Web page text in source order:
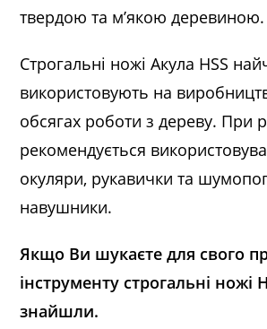
твердою та м’якою деревиною.
Строгальні ножі Акула HSS
використовують на
обсягах роботи з дереву. При
рекомендується
окуляри, рукавички та
навушники.
Якщо Ви шукаєте для свого
інструменту строгальні ножі
знайшли.